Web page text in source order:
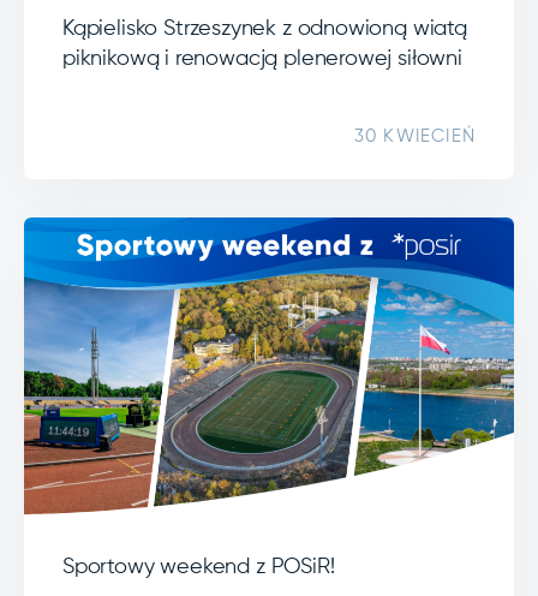
Kąpielisko Strzeszynek z odnowioną wiatą
piknikową i renowacją plenerowej siłowni
30 KWIECIEŃ
Sportowy weekend z POSiR!